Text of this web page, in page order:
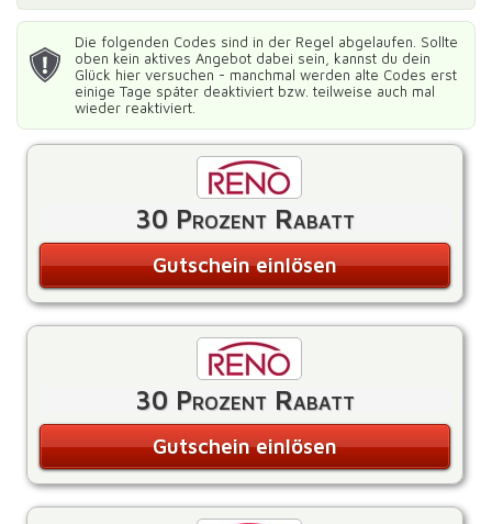
Die folgenden Codes sind in der Regel abgelaufen. Sollte
oben kein aktives Angebot dabei sein, kannst du dein
Glück hier versuchen - manchmal werden alte Codes erst
einige Tage später deaktiviert bzw. teilweise auch mal
wieder reaktiviert.
30 Prozent Rabatt
Gutschein einlösen
30 Prozent Rabatt
Gutschein einlösen